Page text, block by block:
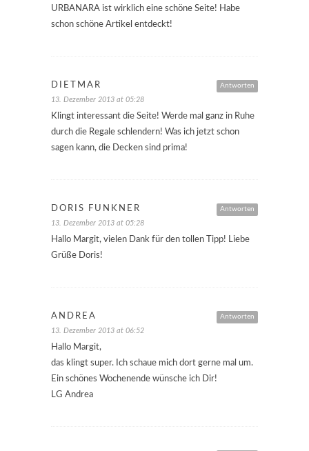
URBANARA ist wirklich eine schöne Seite! Habe
schon schöne Artikel entdeckt!
Antworten
DIETMAR
13. Dezember 2013 at 05:28
Klingt interessant die Seite! Werde mal ganz in Ruhe
durch die Regale schlendern! Was ich jetzt schon
sagen kann, die Decken sind prima!
Antworten
DORIS FÜNKNER
13. Dezember 2013 at 05:28
Hallo Margit, vielen Dank für den tollen Tipp! Liebe
Grüße Doris!
Antworten
ANDREA
13. Dezember 2013 at 06:52
Hallo Margit,
das klingt super. Ich schaue mich dort gerne mal um.
Ein schönes Wochenende wünsche ich Dir!
LG Andrea